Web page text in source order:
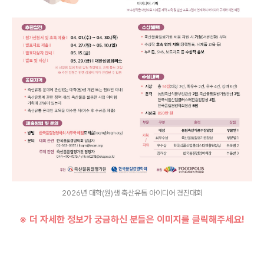
2026년 대학(원)생 축산유통 아이디어 경진대회
※ 더 자세한 정보가 궁금하신 분들은 이미지를 클릭해주세요!